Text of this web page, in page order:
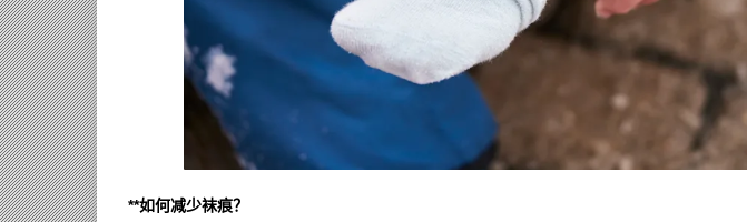
**如何减少袜痕？